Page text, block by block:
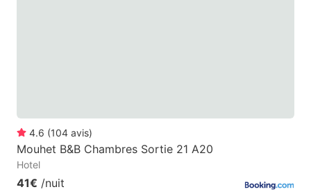
4.6 (104 avis)
Mouhet B&B Chambres Sortie 21 A20
Hotel
41€ /nuit